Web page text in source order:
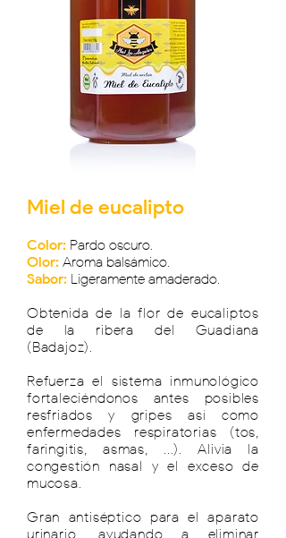
Miel de eucalipto
Color: Pardo oscuro.
Olor: Aroma balsámico.
Sabor: Ligeramente amaderado.
Obtenida de la flor de eucaliptos
de la ribera del Guadiana
(Badajoz).
Refuerza el sistema inmunológico
fortaleciéndonos antes posibles
resfriados y gripes así como
enfermedades respiratorias (tos,
faringitis, asmas, ...). Alivia la
congestión nasal y el exceso de
mucosa.
Gran antiséptico para el aparato
urinario, ayudando a eliminar